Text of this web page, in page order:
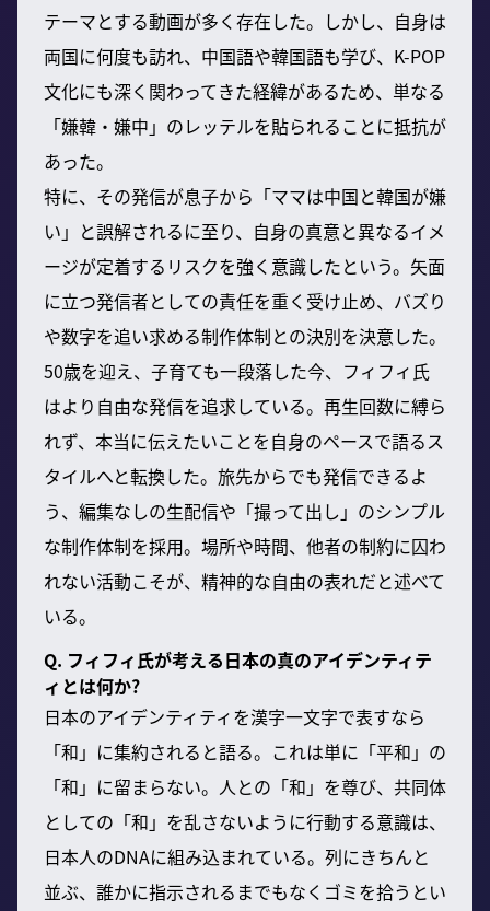
テーマとする動画が多く存在した。しかし、自身は
両国に何度も訪れ、中国語や韓国語も学び、K-POP
文化にも深く関わってきた経緯があるため、単なる
「嫌韓・嫌中」のレッテルを貼られることに抵抗が
あった。
特に、その発信が息子から「ママは中国と韓国が嫌
い」と誤解されるに至り、自身の真意と異なるイメ
ージが定着するリスクを強く意識したという。矢面
に立つ発信者としての責任を重く受け止め、バズり
や数字を追い求める制作体制との決別を決意した。
50歳を迎え、子育ても一段落した今、フィフィ氏
はより自由な発信を追求している。再生回数に縛ら
れず、本当に伝えたいことを自身のペースで語るス
タイルへと転換した。旅先からでも発信できるよ
う、編集なしの生配信や「撮って出し」のシンプル
な制作体制を採用。場所や時間、他者の制約に囚わ
れない活動こそが、精神的な自由の表れだと述べて
いる。
Q. フィフィ氏が考える日本の真のアイデンティテ
ィとは何か?
日本のアイデンティティを漢字一文字で表すなら
「和」に集約されると語る。これは単に「平和」の
「和」に留まらない。人との「和」を尊び、共同体
としての「和」を乱さないように行動する意識は、
日本人のDNAに組み込まれている。列にきちんと
並ぶ、誰かに指示されるまでもなくゴミを拾うとい